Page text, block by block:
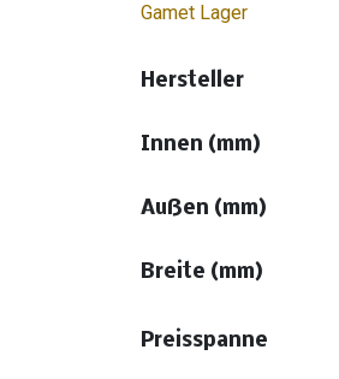
Gamet Lager
Hersteller
Innen (mm)
Außen (mm)
Breite (mm)
Preisspanne